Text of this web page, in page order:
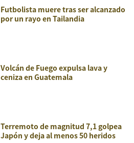
Futbolista muere tras ser alcanzado
por un rayo en Tailandia
Volcán de Fuego expulsa lava y
ceniza en Guatemala
Terremoto de magnitud 7,1 golpea
Japón y deja al menos 50 heridos